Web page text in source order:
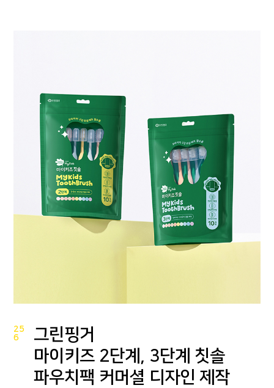
25
6
그린핑거
마이키즈 2단계, 3단계 칫솔
파우치팩 커머셜 디자인 제작